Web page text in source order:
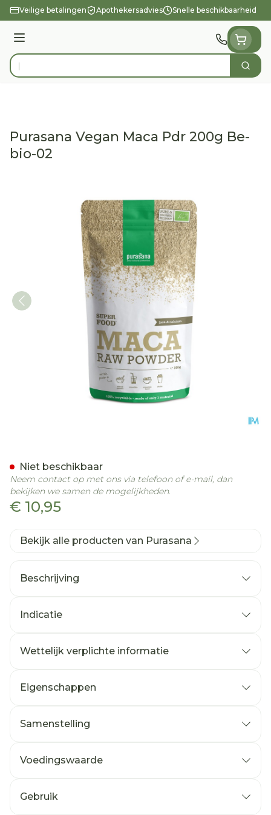
Ga naar de inhoud
Veilige betalingen Apothekersadvies Snelle beschikbaarheid
Menu
Product, merk, categorie... Zoek
Purasana Vegan Maca Pdr 200g Be-
bio-02
€ 10,95
Niet beschikbaar
Neem contact op met ons via telefoon of e-mail, dan
bekijken we samen de mogelijkheden.
Bekijk alle producten van Purasana
Beschrijving
Indicatie
Wettelijk verplichte informatie
Eigenschappen
Samenstelling
Voedingswaarde
Gebruik